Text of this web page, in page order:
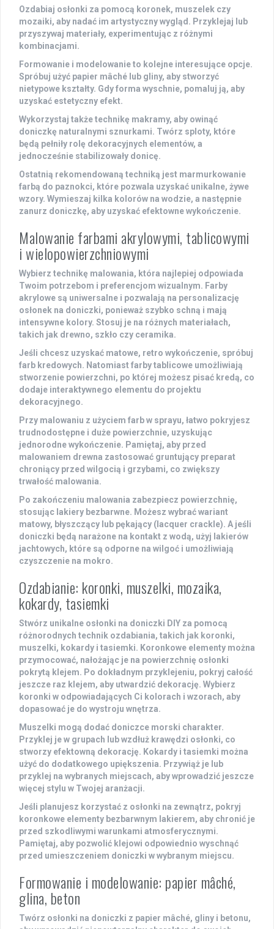
Ozdabiaj osłonki za pomocą koronek, muszelek czy
mozaiki, aby nadać im artystyczny wygląd. Przyklejaj lub
przyszywaj materiały, experimentując z różnymi
kombinacjami.
Formowanie i modelowanie to kolejne interesujące opcje.
Spróbuj użyć papier mâché lub gliny, aby stworzyć
nietypowe kształty. Gdy forma wyschnie, pomaluj ją, aby
uzyskać estetyczny efekt.
Wykorzystaj także technikę makramy, aby owinąć
doniczkę naturalnymi sznurkami. Twórz sploty, które
będą pełniły rolę dekoracyjnych elementów, a
jednocześnie stabilizowały donicę.
Ostatnią rekomendowaną techniką jest marmurkowanie
farbą do paznokci, które pozwala uzyskać unikalne, żywe
wzory. Wymieszaj kilka kolorów na wodzie, a następnie
zanurz doniczkę, aby uzyskać efektowne wykończenie.
Malowanie farbami akrylowymi, tablicowymi
i wielopowierzchniowymi
Wybierz technikę malowania, która najlepiej odpowiada
Twoim potrzebom i preferencjom wizualnym. Farby
akrylowe są uniwersalne i pozwalają na personalizację
osłonek na doniczki, ponieważ szybko schną i mają
intensywne kolory. Stosuj je na różnych materiałach,
takich jak drewno, szkło czy ceramika.
Jeśli chcesz uzyskać matowe, retro wykończenie, spróbuj
farb kredowych. Natomiastfarby tablicowe umożliwiają
stworzenie powierzchni, po której możesz pisać kredą, co
dodaje interaktywnego elementu do projektu
dekoracyjnego.
Przy malowaniu z użyciem farb w sprayu, łatwo pokryjesz
trudnodostępne i duże powierzchnie, uzyskując
jednorodne wykończenie. Pamiętaj, aby przed
malowaniem drewna zastosować gruntujący preparat
chroniący przed wilgocią i grzybami, co zwiększy
trwałość malowania.
Po zakończeniu malowania zabezpiecz powierzchnię,
stosując lakiery bezbarwne. Możesz wybrać wariant
matowy, błyszczący lub pękający ( lacquer crackle). A jeśli
doniczki będą narażone na kontakt z wodą, użyj lakierów
jachtowych, które są odporne na wilgoć i umożliwiają
czyszczenie na mokro.
Ozdabianie: koronki, muszelki, mozaika,
kokardy, tasiemki
Stwórz unikalne osłonki na doniczki DIY za pomocą
różnorodnych technik ozdabiania, takich jak koronki,
muszelki, kokardy i tasiemki. Koronkowe elementy można
przymocować, nałożając je na powierzchnię osłonki
pokrytą klejem. Po dokładnym przyklejeniu, pokryj całość
jeszcze raz klejem, aby utwardzić dekorację. Wybierz
koronki w odpowiadających Ci kolorach i wzorach, aby
dopasować je do wystroju wnętrza.
Muszelki mogą dodać doniczce morski charakter.
Przyklej je w grupach lub wzdłuż krawędzi osłonki, co
stworzy efektowną dekorację. Kokardy i tasiemki można
użyć do dodatkowego upiększenia. Przywiąż je lub
przyklej na wybranych miejscach, aby wprowadzić jeszcze
więcej stylu w Twojej aranżacji.
Jeśli planujesz korzystać z osłonki na zewnątrz, pokryj
koronkowe elementy bezbarwnym lakierem, aby chronić je
przed szkodliwymi warunkami atmosferycznymi.
Pamiętaj, aby pozwolić klejowi odpowiednio wyschnąć
przed umieszczeniem doniczki w wybranym miejscu.
Formowanie i modelowanie: papier mâché,
glina, beton
Twórz osłonki na doniczki z papier mâché, gliny i betonu,